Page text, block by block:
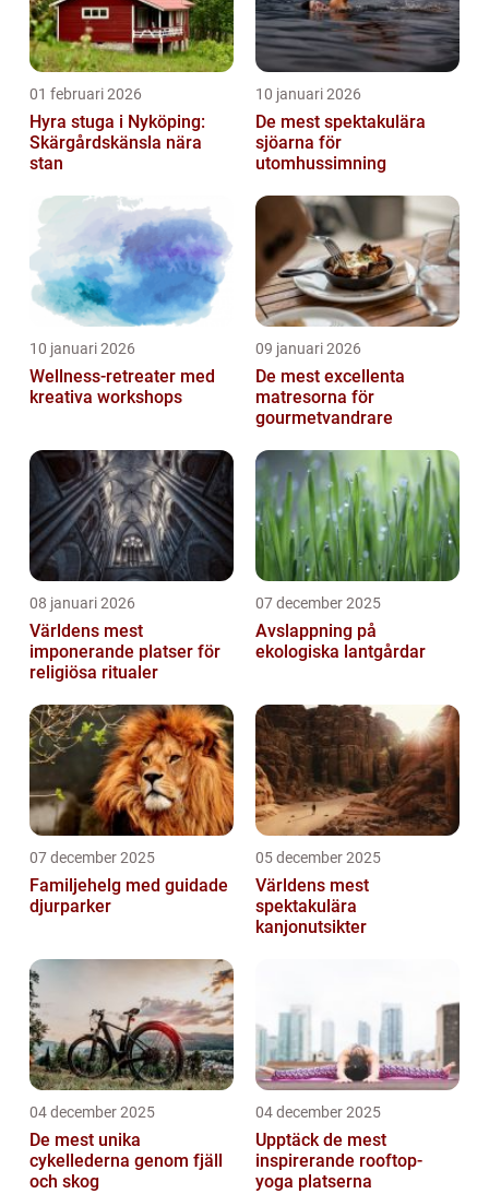
01 februari 2026
Hyra stuga i Nyköping:
Skärgårdskänsla nära
stan
10 januari 2026
De mest spektakulära
sjöarna för
utomhussimning
10 januari 2026
Wellness-retreater med
kreativa workshops
09 januari 2026
De mest excellenta
matresorna för
gourmetvandrare
08 januari 2026
Världens mest
imponerande platser för
religiösa ritualer
07 december 2025
Avslappning på
ekologiska lantgårdar
07 december 2025
Familjehelg med guidade
djurparker
05 december 2025
Världens mest
spektakulära
kanjonutsikter
04 december 2025
De mest unika
cykellederna genom fjäll
och skog
04 december 2025
Upptäck de mest
inspirerande rooftop-
yoga platserna